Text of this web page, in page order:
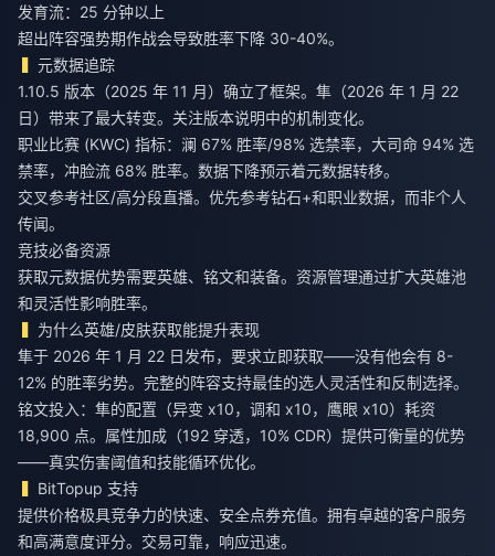
发育流：25 分钟以上
超出阵容强势期作战会导致胜率下降 30-40%。
元数据追踪
1.10.5 版本（2025 年 11 月）确立了框架。隼（2026 年 1 月 22
日）带来了最大转变。关注版本说明中的机制变化。
职业比赛 (KWC) 指标：澜 67% 胜率/98% 选禁率，大司命 94% 选
禁率，冲脸流 68% 胜率。数据下降预示着元数据转移。
交叉参考社区/高分段直播。优先参考钻石+和职业数据，而非个人
传闻。
竞技必备资源
获取元数据优势需要英雄、铭文和装备。资源管理通过扩大英雄池
和灵活性影响胜率。
为什么英雄/皮肤获取能提升表现
隼于 2026 年 1 月 22 日发布，要求立即获取——没有他会有 8-
12% 的胜率劣势。完整的阵容支持最佳的选人灵活性和反制选择。
铭文投入：隼的配置（异变 x10，调和 x10，鹰眼 x10）耗资
18,900 点。属性加成（192 穿透，10% CDR）提供可衡量的优势
——真实伤害阈值和技能循环优化。
BitTopup 支持
提供价格极具竞争力的快速、安全点券充值。拥有卓越的客户服务
和高满意度评分。交易可靠，响应迅速。